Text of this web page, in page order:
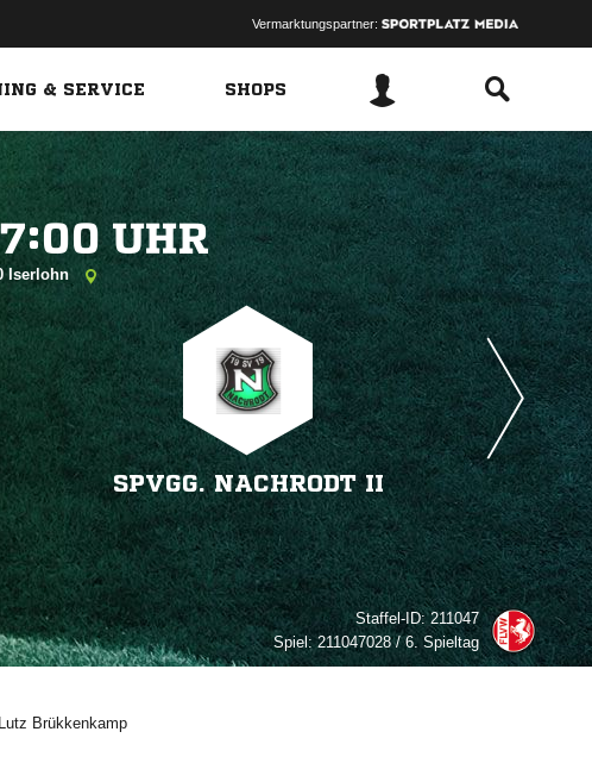
Vermarktungspartner:
& SERVICE SHOPS

Iserlohn
SPVGG. NACHRODT II
Staffel-ID:211047
Spiel:211047028 / 6. Spieltag
 